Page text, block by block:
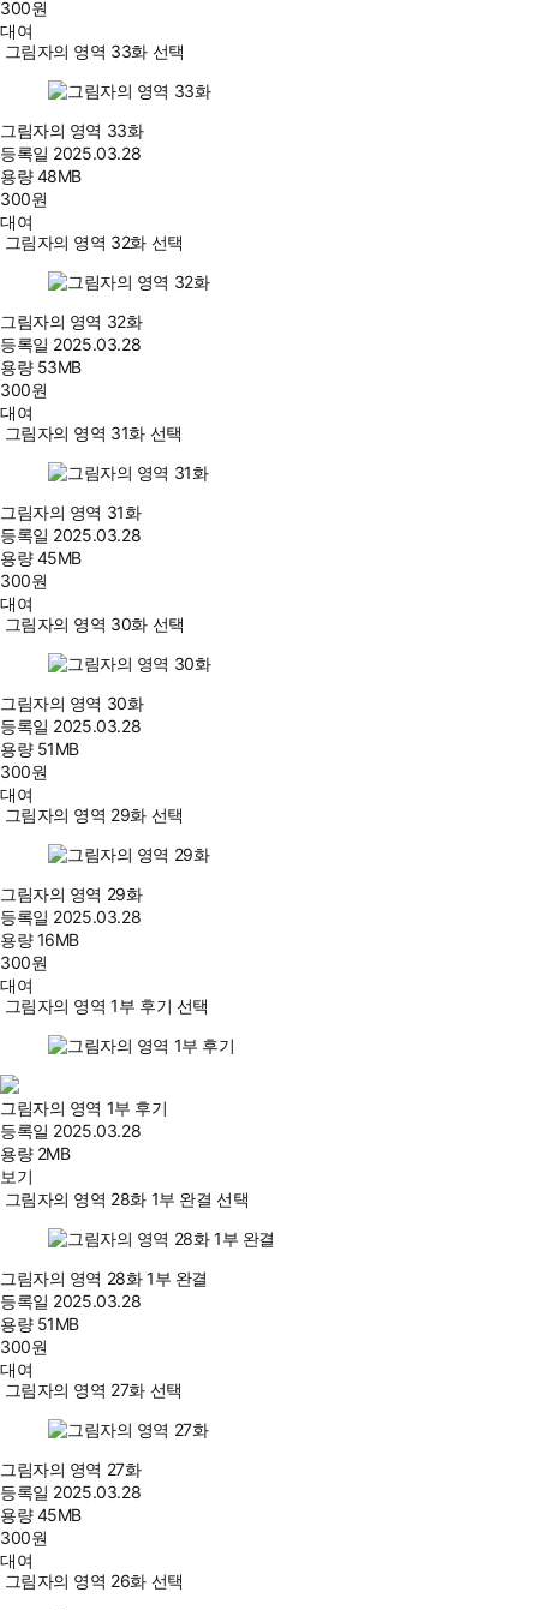
300원
대여
그림자의 영역 33화 선택
그림자의 영역 33화
등록일 2025.03.28
용량48MB
300원
대여
그림자의 영역 32화 선택
그림자의 영역 32화
등록일 2025.03.28
용량 53MB
300원
대여
그림자의 영역 31화 선택
그림자의 영역 31화
등록일 2025.03.28
용량45MB
300원
대여
그림자의 영역 30화 선택
그림자의 영역 30화
등록일 2025.03.28
용량 51MB
300원
대여
그림자의 영역 29화 선택
그림자의 영역 29화
등록일 2025.03.28
용량16MB
300원
대여
그림자의 영역 1부 후기 선택
그림자의 영역 1부 후기
등록일 2025.03.28
용량 2MB
보기
그림자의 영역 28화 1부 완결 선택
그림자의 영역 28화 1부 완결
등록일 2025.03.28
용량 51MB
300원
대여
그림자의 영역 27화 선택
그림자의 영역 27화
등록일 2025.03.28
용량45MB
300원
대여
그림자의 영역 26화 선택